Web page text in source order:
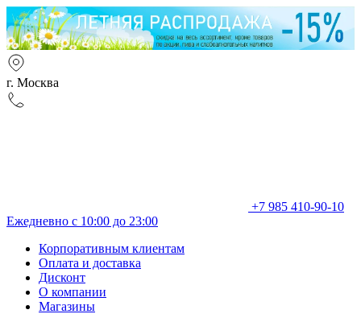
г. Москва
+7 985 410-90-10
Ежедневно с 10:00 до 23:00
Корпоративным клиентам
Оплата и доставка
Дисконт
О компании
Магазины